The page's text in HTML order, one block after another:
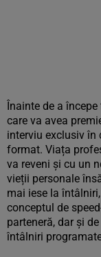
Înainte de a
care va avea
interviu exclusiv în
format. Viața
va reveni și cu un
vieții personale
mai iese la
conceptul de
parteneră, dar și
întâlniri